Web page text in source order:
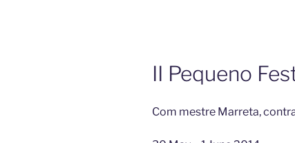
II Pequeno
Com mestre Marreta,